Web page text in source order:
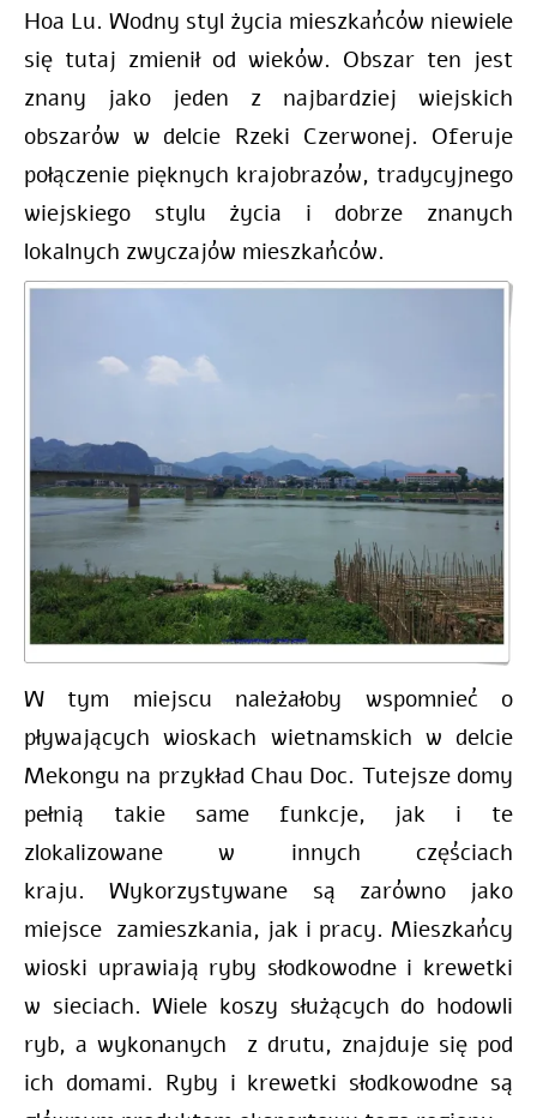
Hoa Lu. Wodny styl życia mieszkańców niewiele
się tutaj zmienił od wieków. Obszar ten jest
znany jako jeden z najbardziej wiejskich
obszarów w delcie Rzeki Czerwonej. Oferuje
połączenie pięknych krajobrazów, tradycyjnego
wiejskiego stylu życia i dobrze znanych
lokalnych zwyczajów mieszkańców.
W tym miejscu należałoby wspomnieć o
pływających wioskach wietnamskich w delcie
Mekongu na przykład Chau Doc. Tutejsze domy
pełnią takie same funkcje, jak i te
zlokalizowane w innych częściach
kraju. Wykorzystywane są zarówno jako
miejsce zamieszkania, jak i pracy. Mieszkańcy
wioski uprawiają ryby słodkowodne i krewetki
w sieciach. Wiele koszy służących do hodowli
ryb, a wykonanych z drutu, znajduje się pod
ich domami. Ryby i krewetki słodkowodne są